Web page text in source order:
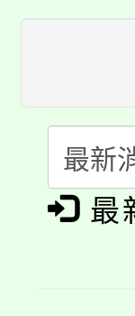
視
半
者。
大
份
大
份
淨
會
115
程
「
最